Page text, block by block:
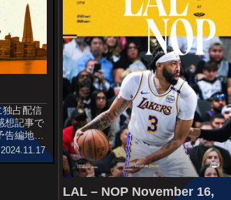
LAL – NOP November 16,
独占配信
想記事で
編地元
員として
毎日を送
2024.11.17